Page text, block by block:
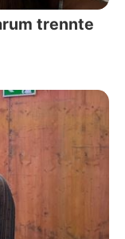
trennte